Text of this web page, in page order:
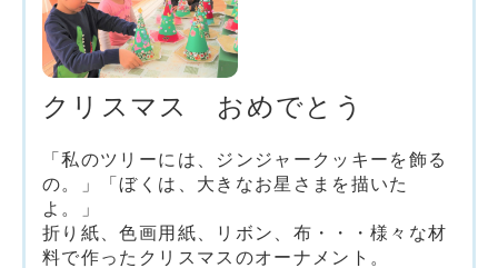
クリスマス おめでとう
「私のツリーには、ジンジャークッキーを飾る
の。」「ぼくは、大きなお星さまを描いた
よ。」
折り紙、色画用紙、リボン、布・・・様々な材
料で作ったクリスマスのオーナメント。